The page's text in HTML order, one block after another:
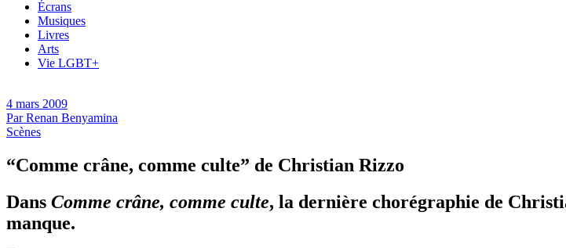
Écrans
Musiques
Livres
Arts
Vie LGBT+
4 mars 2009
ParRenan Benyamina
Scènes
“Comme crâne, comme culte” de Christian Rizzo
Dans Comme crâne, comme culte, la dernière chorégraphie de
manque.